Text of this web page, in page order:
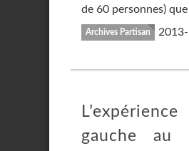
de 60 personnes)
Archives Partisan
gauche au